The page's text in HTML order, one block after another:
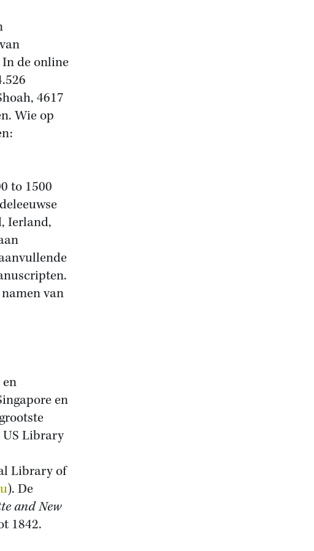
de online
4617
Wie op
to 1500
Ierland,
van
en
Library
Library of
). De
and New
1842.